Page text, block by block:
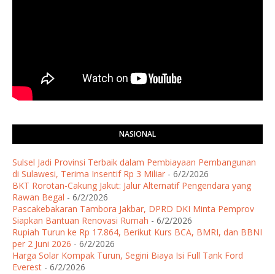
NASIONAL
Sulsel Jadi Provinsi Terbaik dalam Pembiayaan Pembangunan
di Sulawesi, Terima Insentif Rp 3 Miliar - 6/2/2026
BKT Rorotan-Cakung Jakut: Jalur Alternatif Pengendara yang
Rawan Begal - 6/2/2026
Pascakebakaran Tambora Jakbar, DPRD DKI Minta Pemprov
Siapkan Bantuan Renovasi Rumah - 6/2/2026
Rupiah Turun ke Rp 17.864, Berikut Kurs BCA, BMRI, dan BBNI
per 2 Juni 2026 - 6/2/2026
Harga Solar Kompak Turun, Segini Biaya Isi Full Tank Ford
Everest - 6/2/2026